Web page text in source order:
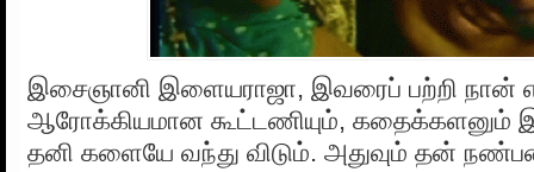
இசைஞானி இளையராஜா, இவரைப் பற்றி
ஆரோக்கியமான கூட்டணியும், கதைக்களனும்
தனி களையே வந்து விடும். அதுவும் தன்